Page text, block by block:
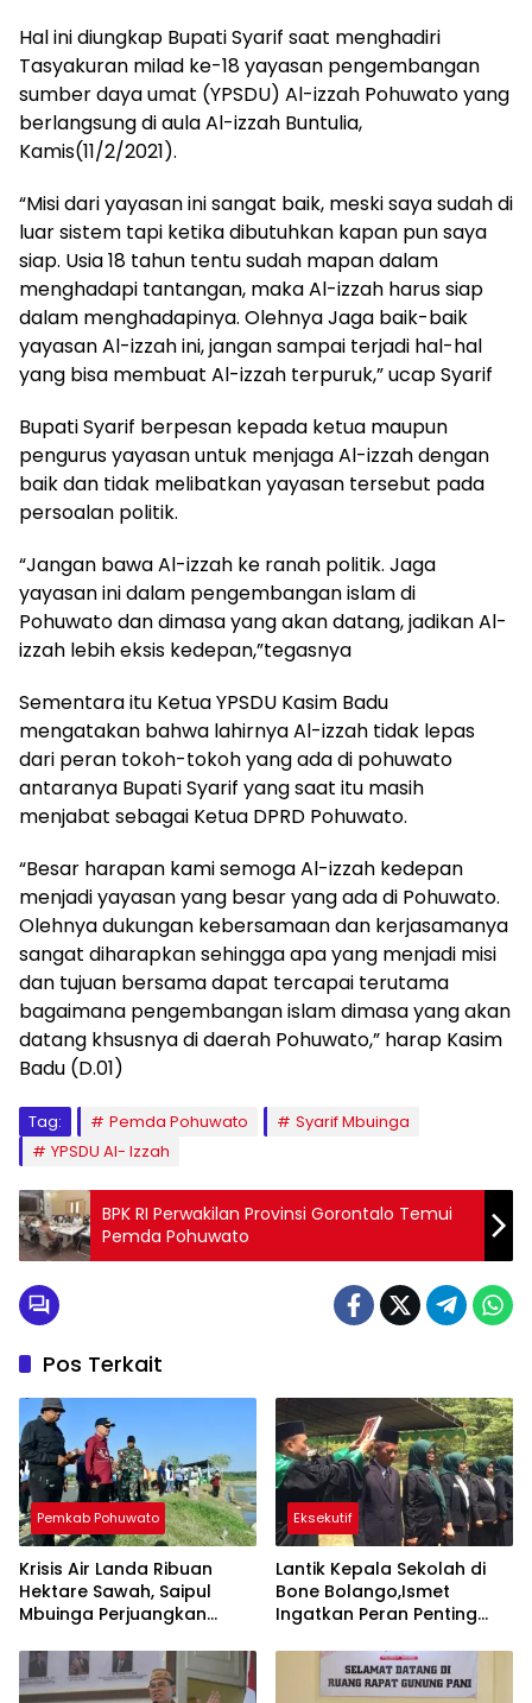
Hal ini diungkap Bupati Syarif saat menghadiri
Tasyakuran milad ke-18 yayasan pengembangan
sumber daya umat (YPSDU) Al-izzah Pohuwato yang
berlangsung di aula Al-izzah Buntulia,
Kamis(11/2/2021).
“Misi dari yayasan ini sangat baik, meski saya sudah di
luar sistem tapi ketika dibutuhkan kapan pun saya
siap. Usia 18 tahun tentu sudah mapan dalam
menghadapi tantangan, maka Al-izzah harus siap
dalam menghadapinya. Olehnya Jaga baik-baik
yayasan Al-izzah ini, jangan sampai terjadi hal-hal
yang bisa membuat Al-izzah terpuruk,” ucap Syarif
Bupati Syarif berpesan kepada ketua maupun
pengurus yayasan untuk menjaga Al-izzah dengan
baik dan tidak melibatkan yayasan tersebut pada
persoalan politik.
“Jangan bawa Al-izzah ke ranah politik. Jaga
yayasan ini dalam pengembangan islam di
Pohuwato dan dimasa yang akan datang, jadikan Al-
izzah lebih eksis kedepan,”tegasnya
Sementara itu Ketua YPSDU Kasim Badu
mengatakan bahwa lahirnya Al-izzah tidak lepas
dari peran tokoh-tokoh yang ada di pohuwato
antaranya Bupati Syarif yang saat itu masih
menjabat sebagai Ketua DPRD Pohuwato.
“Besar harapan kami semoga Al-izzah kedepan
menjadi yayasan yang besar yang ada di Pohuwato.
Olehnya dukungan kebersamaan dan kerjasamanya
sangat diharapkan sehingga apa yang menjadi misi
dan tujuan bersama dapat tercapai terutama
bagaimana pengembangan islam dimasa yang akan
datang khsusnya di daerah Pohuwato,” harap Kasim
Badu (D.01)
Tag: Pemda Pohuwato
Syarif Mbuinga
YPSDU Al- Izzah
BPK RI Perwakilan Provinsi Gorontalo Temui
Pemda Pohuwato
Pos Terkait
Pemkab Pohuwato
Krisis Air Landa Ribuan
Hektare Sawah, Saipul
Mbuinga Perjuangkan
Rupiah
Eksekutif
Lantik Kepala Sekolah di
Bone Bolango,Ismet
Ingatkan Peran Penting
Stunting